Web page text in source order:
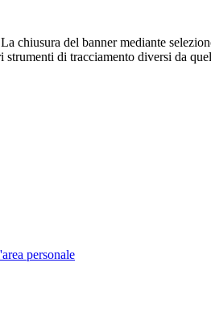
chiusura del banner mediante
di tracciamento diversi da
personale